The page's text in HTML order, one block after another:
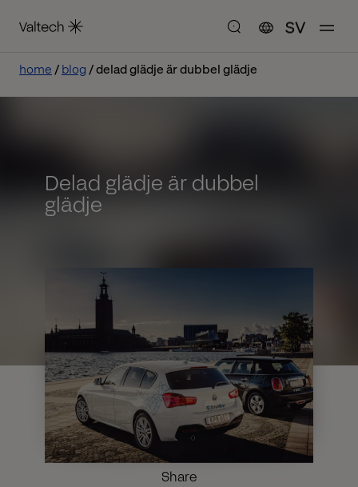
SV
home blog delad glädje är dubbel glädje
Delad glädje är dubbel
glädje
Share